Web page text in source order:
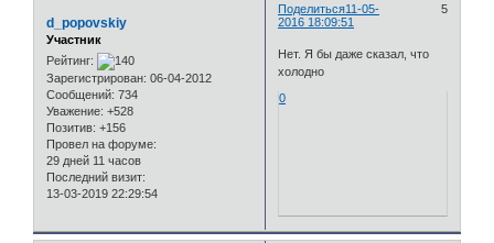
Поделиться 5
11-05-
2016 18:09:51
d_popovskiy
Участник
Рейтинг:
Зарегистрирован: 06-04-2012
Сообщений: 734
Уважение: +528
Позитив: +156
Провел на форуме:
29 дней 11 часов
Последний визит:
13-03-2019 22:29:54
Нет. Я бы даже сказал, что
холодно
0